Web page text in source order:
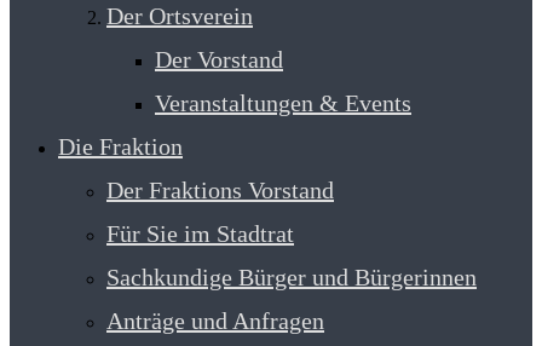
Der Ortsverein
Der Vorstand
Veranstaltungen & Events
Die Fraktion
Der Fraktions Vorstand
Für Sie im Stadtrat
Sachkundige Bürger und Bürgerinnen
Anträge und Anfragen